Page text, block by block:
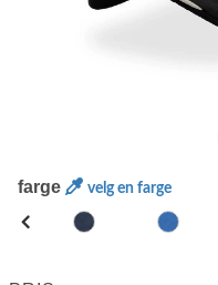
farge velg en farge